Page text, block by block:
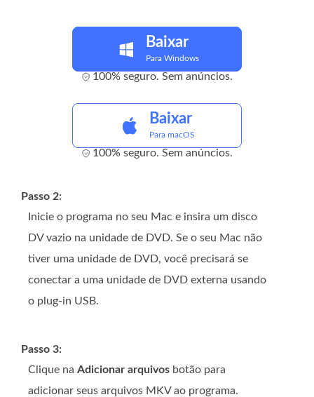
Baixar
Para Windows
100% seguro. Sem anúncios.
Baixar
Para macOS
100% seguro. Sem anúncios.
Passo 2:
Inicie o programa no seu Mac e insira um disco
DV vazio na unidade de DVD. Se o seu Mac não
tiver uma unidade de DVD, você precisará se
conectar a uma unidade de DVD externa usando
o plug-in USB.
Passo 3:
Clique na Adicionar arquivos botão para
adicionar seus arquivos MKV ao programa.